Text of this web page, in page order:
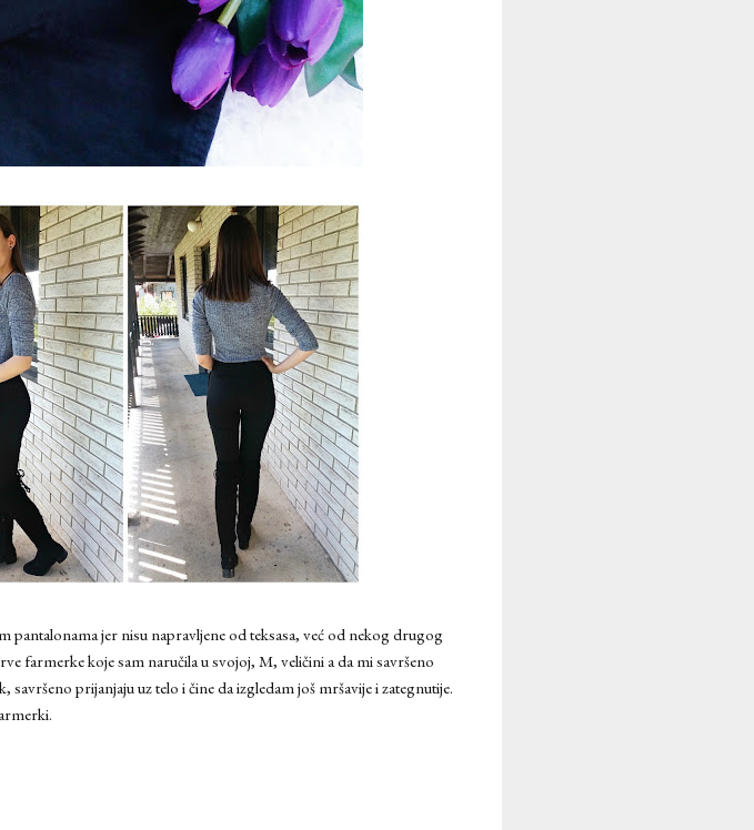
pantalonama jer nisu napravljene od teksasa, već od nekog drugog
farmerke koje sam naručila u svojoj, M, veličini a da mi savršeno
prijanjaju uz telo i čine da izgledam još mršavije i zategnutije.